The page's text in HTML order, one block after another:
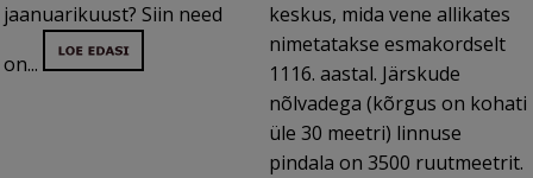
jaanuarikuust? Siin need
on...
keskus, mida vene allikates
nimetatakse esmakordselt
1116. aastal. Järskude
nõlvadega (kõrgus on kohati
üle 30 meetri) linnuse
pindala on 3500 ruutmeetrit.